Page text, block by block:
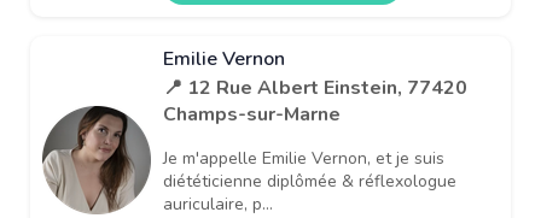
Emilie Vernon
📍 12 Rue Albert Einstein, 77420
Champs-sur-Marne
Je m'appelle Emilie Vernon, et je suis
diététicienne diplômée & réflexologue
auriculaire, p...